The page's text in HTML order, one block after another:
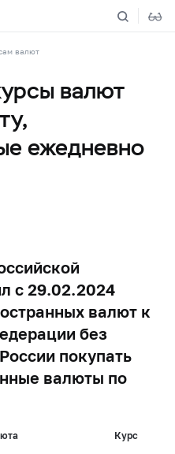
валют
валют
ежедневно
с 29.02.2024
валют к
без
покупать
валюты по
Курс